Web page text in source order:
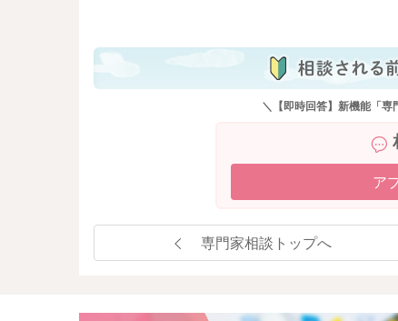
＼【即時回答】新機能「専
ア
専門家相談トップへ